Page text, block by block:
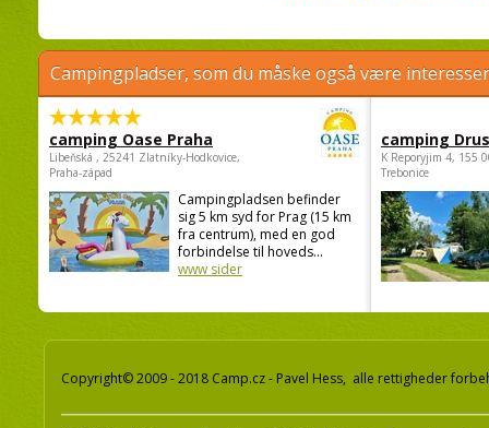
Campingpladser, som du måske også være
camping Oase Praha
Libeňská , 25241 Zlatníky-Hodkovice,
Praha-západ
Campingpladsen befinder
sig 5 km syd for Prag (15 km
fra centrum), med en god
forbindelse til hoveds...
www sider
camping
K Reporyjim 4, 155
Trebonice
Copyright© 2009 - 2018 Camp.cz - Pavel Hess, alle rettigheder